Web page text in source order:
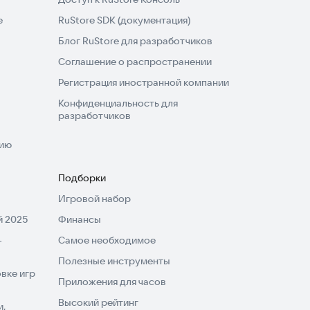
RuStore SDK (документация)
Блог RuStore для разработчиков
Соглашение о распространении
Регистрация иностранной компании
Конфиденциальность для
разработчиков
2025
игр
Подборки
Игровой набор
Финансы
Самое необходимое
Полезные инструменты
Приложения для часов
Высокий рейтинг